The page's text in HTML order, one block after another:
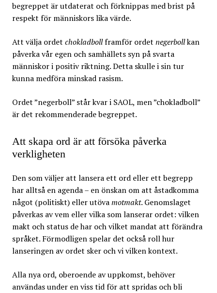
begreppet är utdaterat och förknippas med brist på
respekt för människors lika värde.
Att välja ordet chokladbollframför ordet negerbollkan
påverka vår egen och samhällets syn på svarta
människor i positiv riktning. Detta skulle i sin tur
kunna medföra minskad rasism.
Ordet ”negerboll” står kvar i SAOL, men ”chokladboll”
är det rekommenderade begreppet.
Att skapa ord är att försöka påverka
verkligheten
Den som väljer att lansera ett ord eller ett begrepp
har alltså en agenda – en önskan om att åstadkomma
något (politiskt) eller utövamotmakt. Genomslaget
påverkas av vem eller vilka som lanserar ordet: vilken
makt och status de har och vilket mandat att förändra
språket. Förmodligen spelar det också roll hur
lanseringen av ordet sker och vi vilken kontext.
Alla nya ord, oberoende av uppkomst, behöver
användas under en viss tid för att spridas och bli